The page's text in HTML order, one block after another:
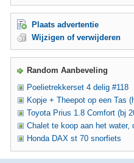
Plaats advertentie
Wijzigen of verwijderen
Random Aanbeveling
Poelietrekkerset 4 delig #118
Kopje + Theepot op een Tas
Toyota Prius 1.8 Comfort (bj
Chalet te koop aan het water,
Honda DAX st 70 snorfiets